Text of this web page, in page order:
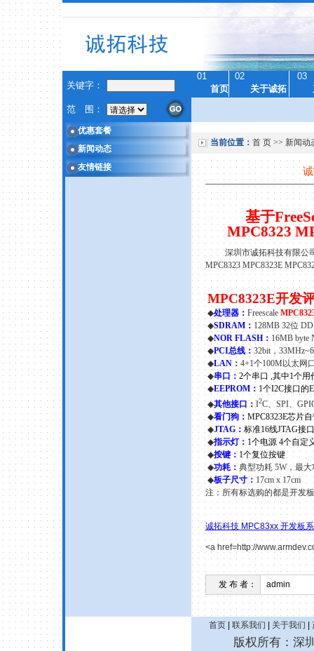
关键字：
范 围：
01 02
03
首页
关于诚拓
优惠套餐
新闻动态
友情链接
当前位置： 首 页>> 新闻动
基于
MPC8323
深圳市诚拓科技有限公
MPC8323 MPC8323E
MPC8323E开发
◆处理器： Freescale
◆SDRAM： 128MB 32位
◆NOR FLASH： 16MB byte
◆PCI总线： 32bit，
◆LAN： 4+1个100M 以太网
◆串口： 2个串口,其中1个用
◆EEPROM： 1个I2C接口的
◆其他接口：I2C、SPI、
◆看门狗： MPC8323E芯片自
◆JTAG：标准16线JTAG接口
◆指示灯： 1个电源4个自定
◆按键： 1个复位按键
◆功耗： 典型功耗5W，最大
◆板子尺寸：17cmx 17cm
注：所有标选购的都是开发
诚拓科技MPC83xx 开发板
<a href=http://
发 布 者： admin
首页| 联系我们 关于我们
版权所有：深